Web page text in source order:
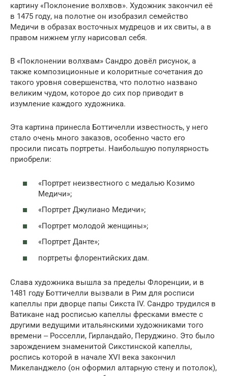
картину «Поклонение волхвов». Художник закончил её
в 1475 году, на полотне он изобразил семейство
Медичи в образах восточных мудрецов и их свиты, а в
правом нижнем углу нарисовал себя.
В «Поклонении волхвам» Сандро довёл рисунок, а
также композиционные и колоритные сочетания до
такого уровня совершенства, что полотно названо
великим чудом, которое до сих пор приводит в
изумление каждого художника.
Эта картина принесла Боттичелли известность, у него
стало очень много заказов, особенно часто его
просили писать портреты. Наибольшую популярность
приобрели:
«Портрет неизвестного с медалью Козимо
Медичи»;
«Портрет Джулиано Медичи»;
«Портрет молодой женщины»;
«Портрет Данте»;
портреты флорентийских дам.
Слава художника вышла за пределы Флоренции, и в
1481 году Боттичелли вызвали в Рим для росписи
капеллы при дворце папы Сикста IV. Сандро трудился в
Ватикане над росписью капеллы фресками вместе с
другими ведущими итальянскими художниками того
времени ‒ Росселли, Гирландайо, Перуджино. Это было
зарождением знаменитой Сикстинской капеллы,
роспись которой в начале ХVI века закончил
Микеланджело (он оформил алтарную стену и потолок),